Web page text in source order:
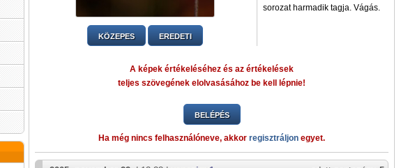
KÖZEPES EREDETI
sorozat harmadik tagja. Vágás.
A képek értékeléséhez és az értékelések
teljes szövegének elolvasásához be kell lépnie!
BELÉPÉS
Ha még nincs felhasználóneve, akkor regisztráljon egyet.